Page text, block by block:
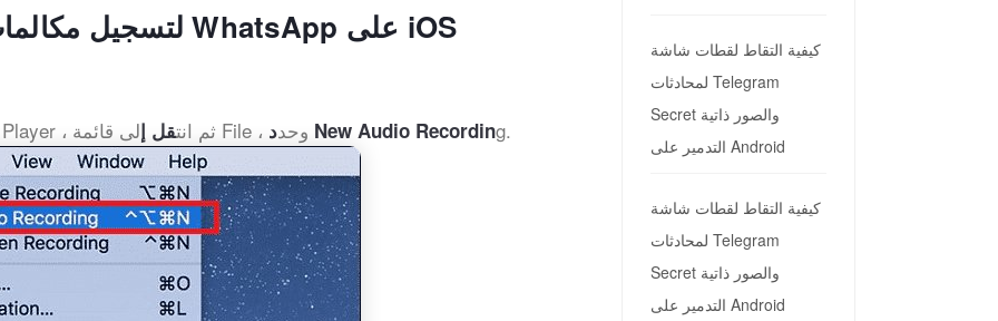
استخدام QuickTime Player لتسجيل مكالمات WhatsApp على iOS
me Player ، ثم انتقل إ لى قائمة File ، وحد د New Audio Recording.
كيفية التقاط لقطات شاشة
لمحادثات Telegram
Secret والصور ذاتية
التدمير على Android
كيفية التقاط لقطات شاشة
لمحادثات Telegram
Secret والصور ذاتية
التدمير على Android